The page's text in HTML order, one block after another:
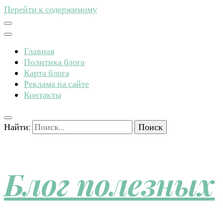
Перейти к содержимому
Главная
Политика блога
Карта блога
Реклама на сайте
Контакты
Найти:
Блог полезных